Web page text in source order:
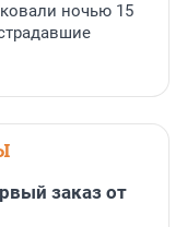
ночью 15
заказ от